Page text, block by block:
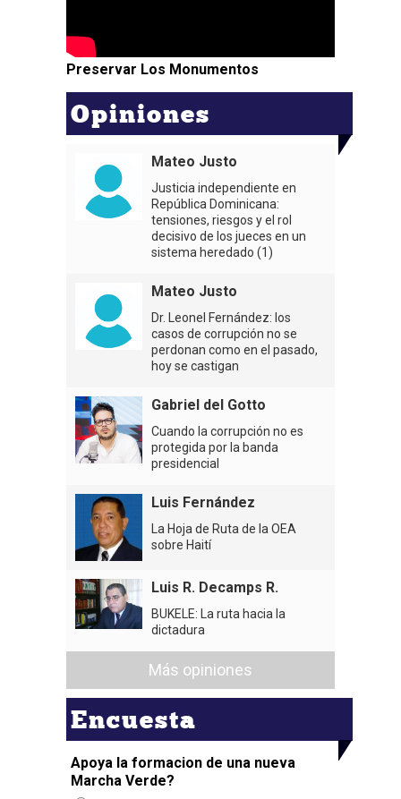
Preservar Los Monumentos
Opiniones
Mateo Justo
Justicia independiente en
República Dominicana:
tensiones, riesgos y el rol
decisivo de los jueces en un
sistema heredado (1)
Mateo Justo
Dr. Leonel Fernández: los
casos de corrupción no se
perdonan como en el pasado,
hoy se castigan
Gabriel del Gotto
Cuando la corrupción no es
protegida por la banda
presidencial
Luis Fernández
La Hoja de Ruta de la OEA
sobre Haití
Luis R. Decamps R.
BUKELE: La ruta hacia la
dictadura
Más opiniones
Encuesta
Apoya la formacion de una nueva
Marcha Verde?